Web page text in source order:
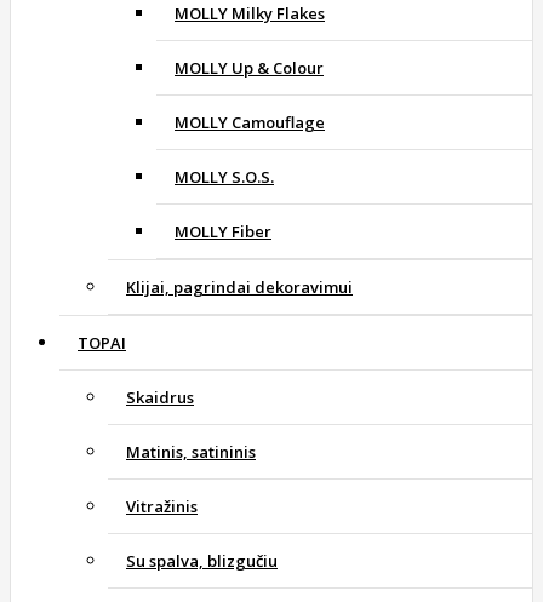
MOLLY Milky Flakes
MOLLY Up & Colour
MOLLY Camouflage
MOLLY S.O.S.
MOLLY Fiber
Klijai, pagrindai dekoravimui
TOPAI
Skaidrus
Matinis, satininis
Vitražinis
Su spalva, blizgučiu